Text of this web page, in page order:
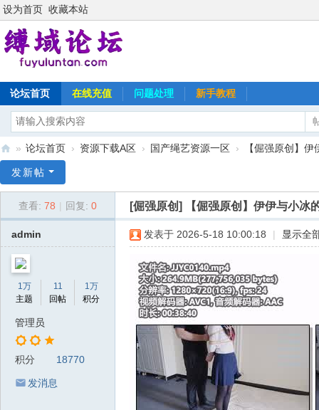
设为首页 收藏本站
论坛首页 在线充值 问题处理 新手教程
域
» 论坛首页 › 资源下载A区 › 国产绳艺资源一区 › 【倔强原创】
发新帖
查看: 78 回复: 0 [倔强原创] 【倔强原创】伊伊与小冰
admin
1万
主题
11
回帖
1万
积分
管理员
积分 18770
发消息
发表于 2026-5-18 10:00:18 显示全